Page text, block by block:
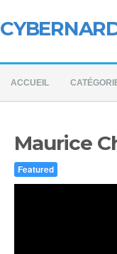
ACCUEIL
Maurice
Featured